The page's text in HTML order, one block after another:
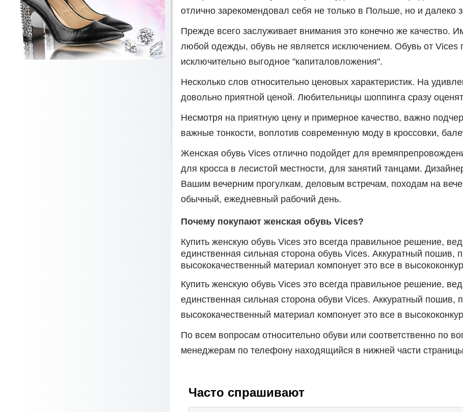
отлично зарекомендовал себя не только в Польше, но и далеко
Прежде всего заслуживает внимания это конечно же качество.
любой одежды, обувь не является исключением. Обувь от Vices
исключительно выгодное "капиталовложения".
Несколько слов относительно ценовых характеристик. На
довольно приятной ценой. Любительницы шоппинга сразу
Несмотря на приятную цену и примерное качество, важно
важные тонкости, воплотив современную моду в кроссовки,
Женская обувь Vices отлично подойдет для
для кросса в лесистой местности, для занятий танцами.
Вашим вечерним прогулкам, деловым встречам, походам на
обычный, ежедневный рабочий день.
Почему покупают женская обувь Vices?
Купить женскую обувь Vices это всегда правильное решение,
единственная сильная сторона обувь Vices. Аккуратный пошив,
высококачественный материал компонует это все в
Купить женскую обувь Vices это всегда правильное решение,
единственная сильная сторона обуви Vices. Аккуратный пошив,
высококачественный материал компонует это все в
По всем вопросам относительно обуви или соответственно по
менеджерам по телефону находящийся в нижней части страницы
Часто спрашивают